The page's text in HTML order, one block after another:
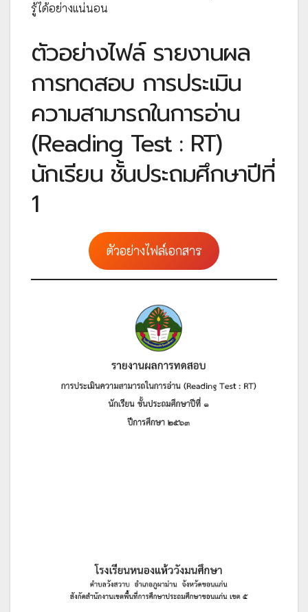
รู้ได้อย่างแน่นอน
ตัวอย่างไฟล์ รายงานผล
การทดสอบ การประเมิน
ความสามารถในการอ่าน
(Reading Test : RT)
นักเรียน ชั้นประถมศึกษาปีที่
1
ตัวอย่างไฟล์เอกสาร